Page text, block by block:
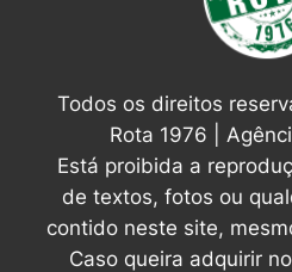
Todos os direitos
Rota 1976 |
Está proibida a
de textos, fotos ou
contido neste site,
Caso queira adquirir